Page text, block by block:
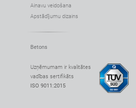
Ainavu veidošana
Apstādījumu dizains
Betons
Uzņēmumam ir kvalitātes
vadības sertifikāts
ISO 9011:2015